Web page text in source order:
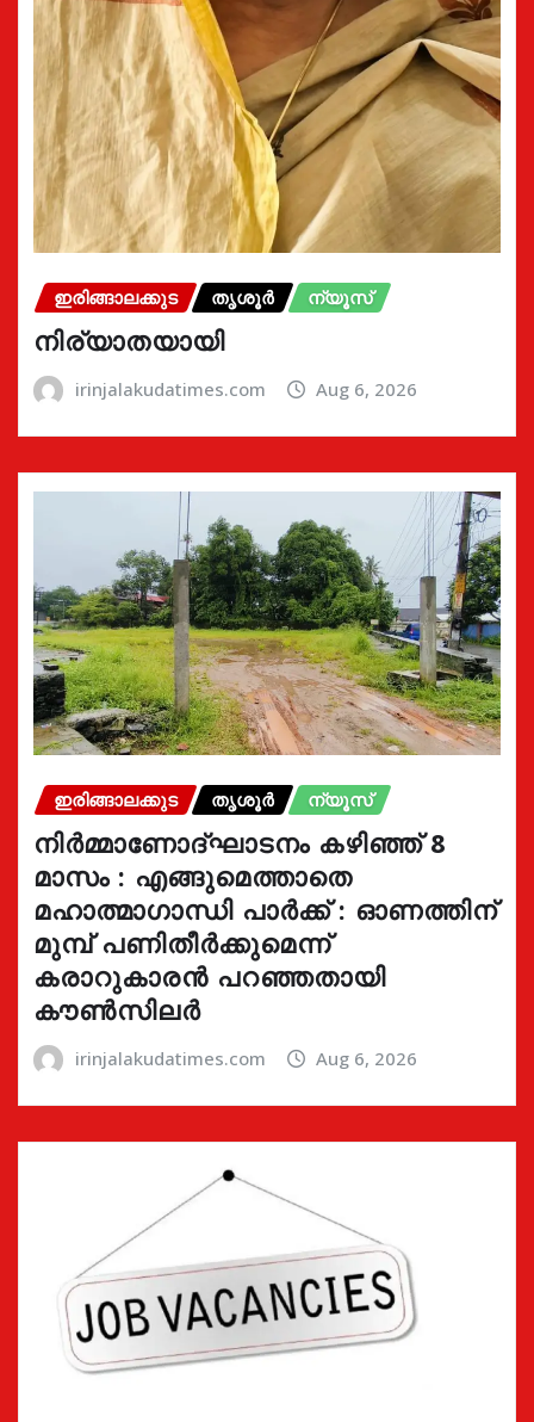
ഇരിങ്ങാലക്കുട തൃശൂർ ന്യൂസ്
നിര്യാതയായി
irinjalakudatimes.com Aug 6, 2026
ഇരിങ്ങാലക്കുട തൃശൂർ ന്യൂസ്
നിർമ്മാണോദ്ഘാടനം കഴിഞ്ഞ് 8
മാസം : എങ്ങുമെത്താതെ
മഹാത്മാഗാന്ധി പാർക്ക് : ഓണത്തിന്
മുമ്പ് പണിതീർക്കുമെന്ന്
കരാറുകാരൻ പറഞ്ഞതായി
കൗൺസിലർ
irinjalakudatimes.com Aug 6, 2026